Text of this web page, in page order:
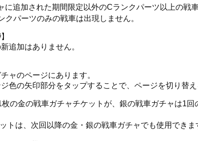
追加された期間限定以外のCランクパーツ以上の戦
パーツのみの戦車は出現しません。
】
追加はありません。
ャのページにあります。
色の矢印部分をタップすることで、ページを切り替え
の金の戦車ガチャチケットが、銀の戦車ガチャは1回
トは、次回以降の金・銀の戦車ガチャでも使用できま